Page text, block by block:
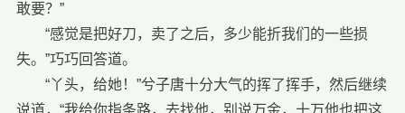
敢要？”
“感觉是把好刀，卖了之后，多少能折我们的一些损
失。”巧巧回答道。
“丫头，给她！”兮子唐十分大气的挥了挥手，然后继续
说道，“我给你指条路，去找他，别说万金，十万他也把这